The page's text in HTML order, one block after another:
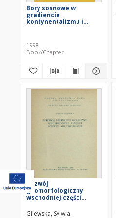
Bory sosnowe w
gradiencie
kontynentalizmu i
badania
geoekologiczne
1998
Book/Chapter
Rozwój
geomorfologiczny
wschodniej części
Gilewska, Sylwia.